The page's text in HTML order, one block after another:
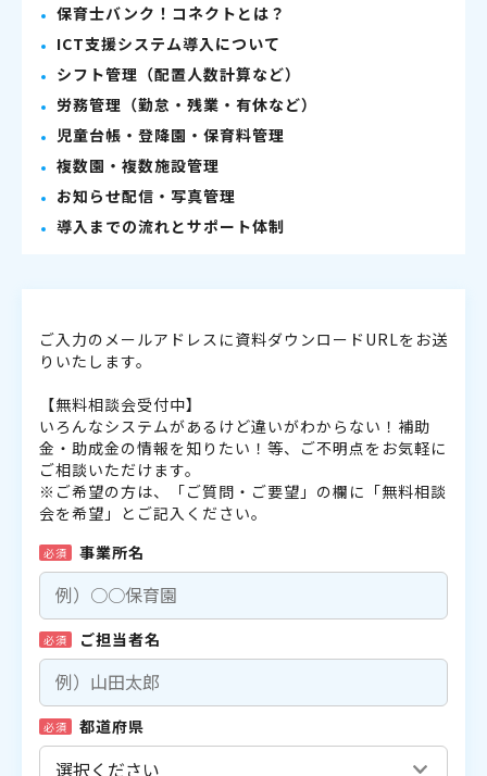
保育士バンク！コネクトとは？
ICT支援システム導入について
シフト管理（配置人数計算など）
労務管理（勤怠・残業・有休など）
児童台帳・登降園・保育料管理
複数園・複数施設管理
お知らせ配信・写真管理
導入までの流れとサポート体制
ご入力のメールアドレスに資料ダウンロードURLをお送
りいたします。
【無料相談会受付中】
いろんなシステムがあるけど違いがわからない！補助
金・助成金の情報を知りたい！等、ご不明点をお気軽に
ご相談いただけます。
※ご希望の方は、「ご質問・ご要望」の欄に「無料相談
会を希望」とご記入ください。
必須 事業所名
必須 ご担当者名
必須 都道府県